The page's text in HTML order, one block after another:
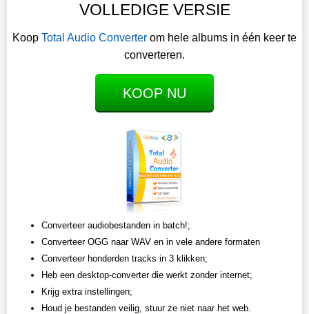
VOLLEDIGE VERSIE
Koop Total Audio Converter om hele albums in één keer te
converteren.
KOOP NU
Converteer audiobestanden in batch!;
Converteer OGG naar WAV en in vele andere formaten
Converteer honderden tracks in 3 klikken;
Heb een desktop-converter die werkt zonder internet;
Krijg extra instellingen;
Houd je bestanden veilig, stuur ze niet naar het web.